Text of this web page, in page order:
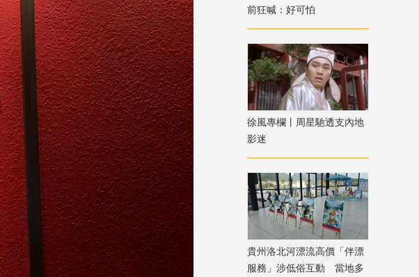
前狂喊：好可怕
徐風專欄丨周星馳透支內地
影迷
貴州洛北河漂流高價「伴漂
服務」涉低俗互動 當地多